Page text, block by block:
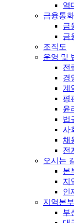
역
금융통
금
금
조직도
운영 및
전
경
계
평
윤
법
사
채
전
오시는
본
지
인
지역본부
부